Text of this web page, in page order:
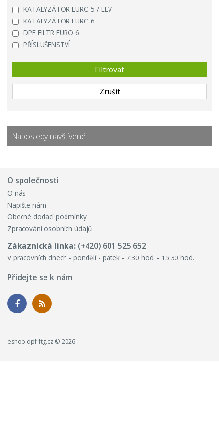
KATALYZÁTOR EURO 5 / EEV
KATALYZÁTOR EURO 6
DPF FILTR EURO 6
PŘÍSLUŠENSTVÍ
Naposledy navštívené
O společnosti
O nás
Napište nám
Obecné dodací podmínky
Zpracování osobních údajů
Zákaznická linka: (+420) 601 525 652
V pracovních dnech - pondělí - pátek - 7:30 hod. - 15:30 hod.
Přidejte se k nám
eshop.dpf-ftg.cz © 2026